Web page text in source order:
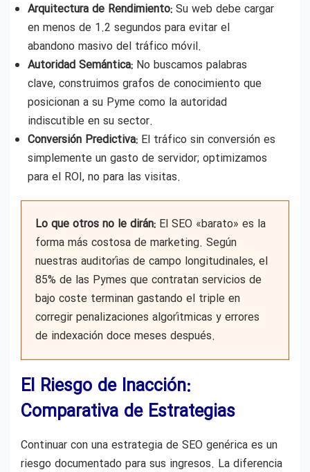
Arquitectura de Rendimiento: Su web debe cargar
en menos de 1.2 segundos para evitar el
abandono masivo del tráfico móvil.
Autoridad Semántica: No buscamos palabras
clave, construimos grafos de conocimiento que
posicionan a su Pyme como la autoridad
indiscutible en su sector.
Conversión Predictiva: El tráfico sin conversión es
simplemente un gasto de servidor; optimizamos
para el ROI, no para las visitas.
Lo que otros no le dirán: El SEO «barato» es la
forma más costosa de marketing. Según
nuestras auditorías de campo longitudinales, el
85% de las Pymes que contratan servicios de
bajo coste terminan gastando el triple en
corregir penalizaciones algorítmicas y errores
de indexación doce meses después.
El Riesgo de Inacción:
Comparativa de Estrategias
Continuar con una estrategia de SEO genérica es un
riesgo documentado para sus ingresos. La diferencia